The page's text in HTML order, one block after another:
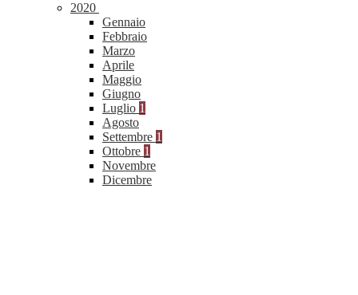
2020
Gennaio
Febbraio
Marzo
Aprile
Maggio
Giugno
Luglio 1
Agosto
Settembre 1
Ottobre 1
Novembre
Dicembre